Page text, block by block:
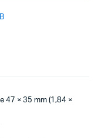
47 × 35 mm (1,84 ×